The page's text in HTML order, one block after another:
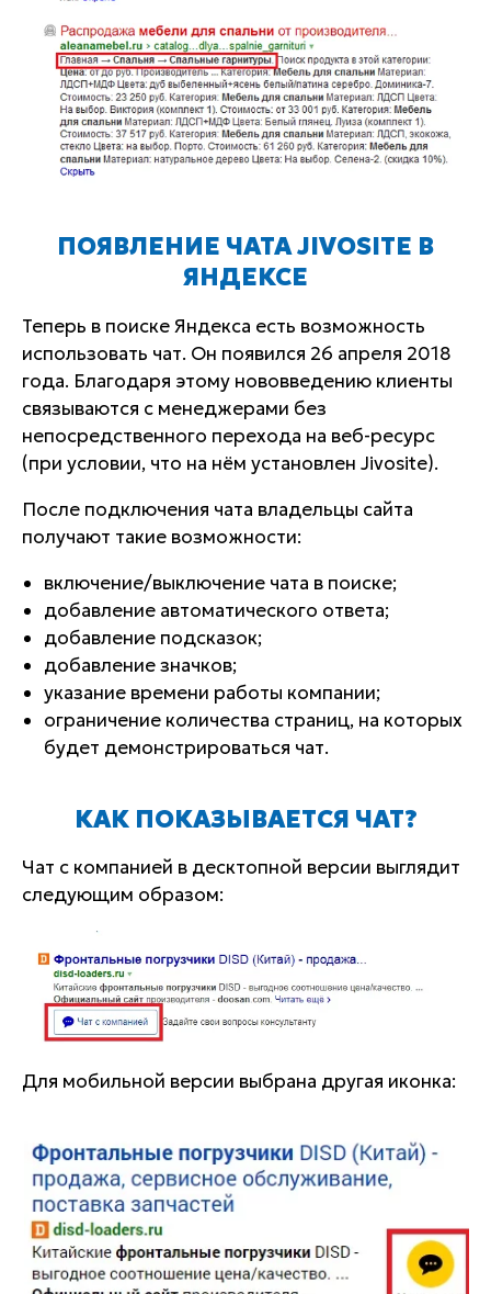
ПОЯВЛЕНИЕ ЧАТА JIVOSITE В
ЯНДЕКСЕ
Теперь в поиске Яндекса есть возможность
использовать чат. Он появился 26 апреля 2018
года. Благодаря этому нововведению клиенты
связываются с менеджерами без
непосредственного перехода на веб-ресурс
(при условии, что на нём установлен Jivosite).
После подключения чата владельцы сайта
получают такие возможности:
включение/выключение чата в поиске;
добавление автоматического ответа;
добавление подсказок;
добавление значков;
указание времени работы компании;
ограничение количества страниц, на которых
будет демонстрироваться чат.
КАК ПОКАЗЫВАЕТСЯ ЧАТ?
Чат с компанией в десктопной версии выглядит
следующим образом:
Для мобильной версии выбрана другая иконка: